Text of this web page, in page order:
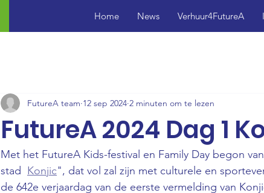
Home News Verhuur4FutureA
FutureA 2024 Dag 1
FutureA team 12 sep 2024 2 minuten om te lezen
Met het FutureA Kids-festival en Family Day begon
stad Konjic", dat vol zal zijn met culturele en
de 642e verjaardag van de eerste vermelding van